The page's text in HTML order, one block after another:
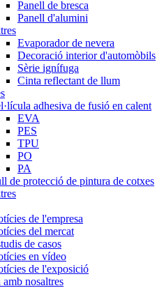
Panell de bresca
Panell d'alumini
Evaporador de nevera
Decoració interior d'automòbils
Sèrie ignífuga
Cinta reflectant de llum
adhesiva de fusió en calent
EVA
PES
TPU
PO
PA
de protecció de pintura de cotxes
de l'empresa
del mercat
de casos
en vídeo
de l'exposició
amb nosaltres